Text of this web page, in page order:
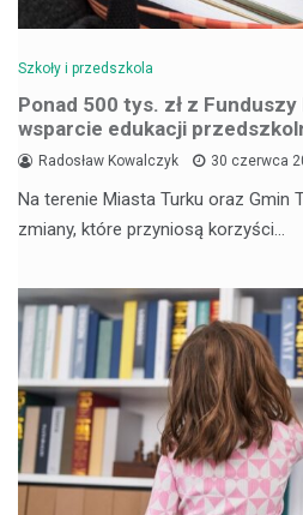
Szkoły i przedszkola
Ponad 500 tys. zł z
wsparcie edukacji
Radosław Kowalczyk 30 czerwca
Na terenie Miasta Turku oraz Gmin
zmiany, które przyniosą korzyści…